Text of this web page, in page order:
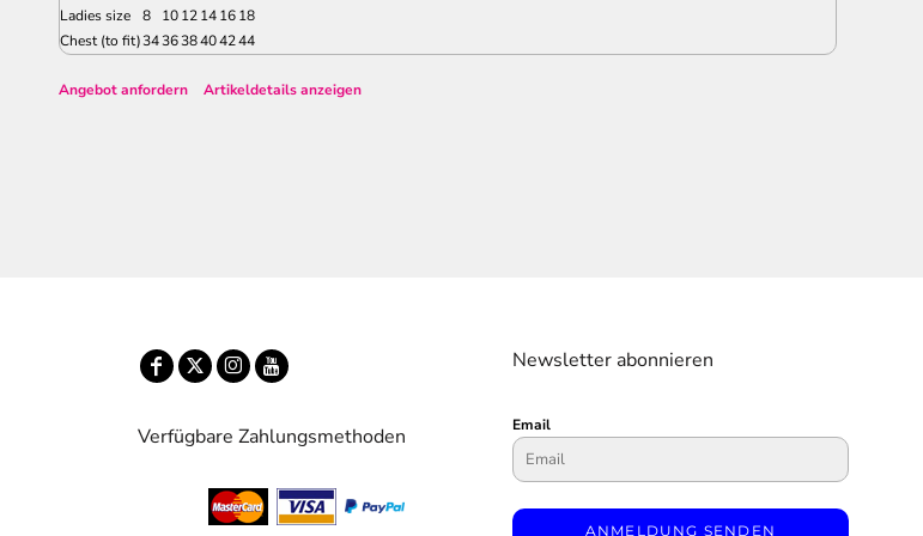
Ladies size
8 1012141618
Chest (to fit)343638404244
Angebot anfordern Artikeldetails anzeigen
Verfügbare Zahlungsmethoden
Newsletter abonnieren
Email
ANMELDUNG SENDEN